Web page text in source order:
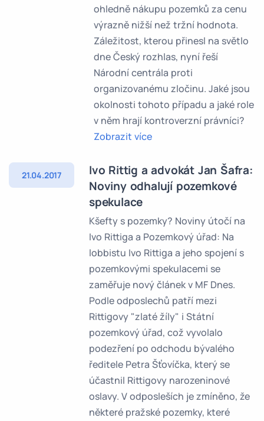
ohledně nákupu pozemků za cenu
výrazně nižší než tržní hodnota.
Záležitost, kterou přinesl na světlo
dne Český rozhlas, nyní řeší
Národní centrála proti
organizovanému zločinu. Jaké jsou
okolnosti tohoto případu a jaké role
v něm hrají kontroverzní právníci?
Zobrazit více
21.04.2017
Ivo Rittig a advokát Jan Šafra:
Noviny odhalují pozemkové
spekulace
Kšefty s pozemky? Noviny útočí na
Ivo Rittiga a Pozemkový úřad: Na
lobbistu Ivo Rittiga a jeho spojení s
pozemkovými spekulacemi se
zaměřuje nový článek v MF Dnes.
Podle odposlechů patří mezi
Rittigovy "zlaté žíly" i Státní
pozemkový úřad, což vyvolalo
podezření po odchodu bývalého
ředitele Petra Šťovíčka, který se
účastnil Rittigovy narozeninové
oslavy. V odposleších je zmíněno, že
některé pražské pozemky, které